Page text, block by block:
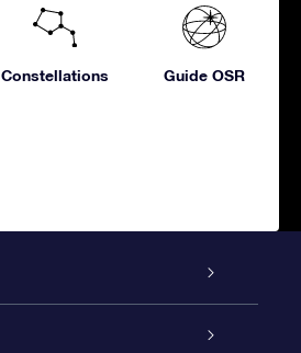
Constellations Guide OSR